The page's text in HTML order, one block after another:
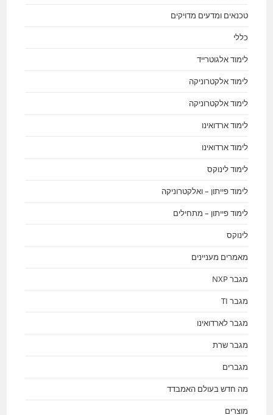
טכנאים ומדעים מדויקים
כללי
לימוד אלגוטרייד
לימוד אלקטרוניקה
לימוד אלקטרוניקה
לימוד ארדואינו
לימוד ארדואינו
לימוד לינוקס
לימוד פייתון – ואלקטרוניקה
לימוד פייתון – מתחילים
לינוקס
מאמרים מעניינים
מגבר NXP
מגבר TI
מגבר לארדואינו
מגבר שרת
מגברים
מה חדש בעולם האמבדד
מוצרים